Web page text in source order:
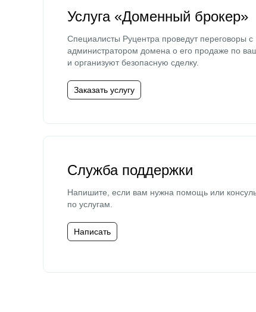
Услуга «Доменный брокер»
Специалисты Руцентра проведут переговоры с
администратором домена о его продаже по
и организуют безопасную сделку.
Заказать услугу
Служба поддержки
Напишите, если вам нужна помощь или
по услугам.
Написать